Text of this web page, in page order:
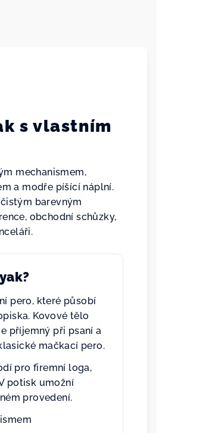
s vlastním
mechanismem,
a modře píšící náplní.
barevným
obchodní schůzky,
pero, které působí
Kovové tělo
příjemný při psaní a
mačkací pero.
pro firemní loga,
potisk umožní
provedení.